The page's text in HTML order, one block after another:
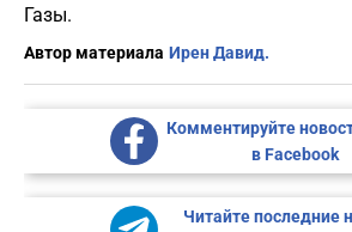
Газы.
Автор материала Ирен Давид.
Комментируйте
в Facebook
Читайте последние